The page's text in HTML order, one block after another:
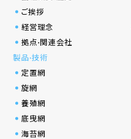
ご挨拶
経営理念
拠点·関連会社
製品·技術
定置網
旋網
養殖網
底曳網
海苔網